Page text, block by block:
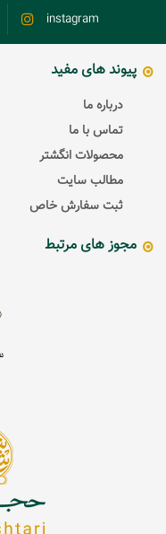
instagram
پیوند های مفید
درباره ما
تماس با ما
محصولات انگشتر
مطالب سایت
ثبت سفارش خاص
مجوز های مرتبط